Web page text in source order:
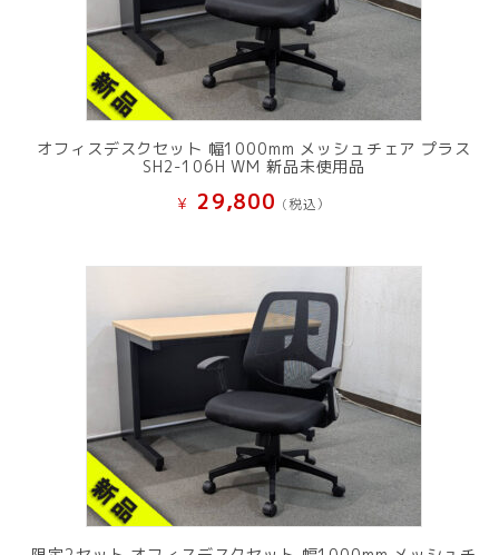
オフィスデスクセット 幅1000mm メッシュチェア プラス
SH2-106H WM 新品未使用品
¥ 29,800 (税込）